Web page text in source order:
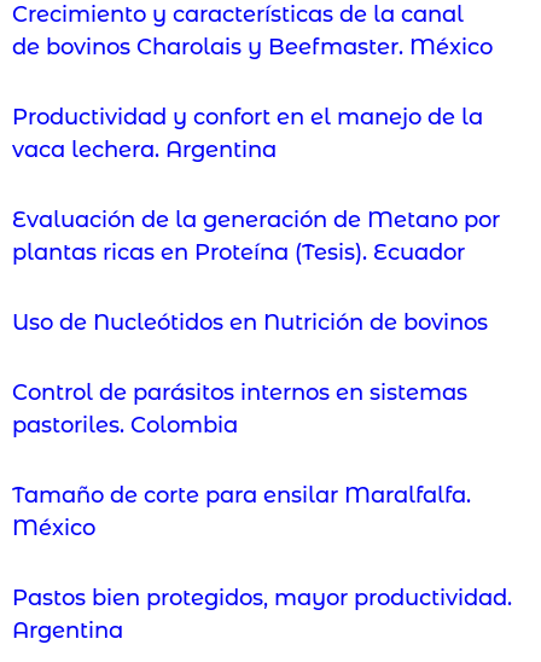
Crecimiento y características de la canal
de bovinos Charolais y Beefmaster. México
Productividad y confort en el manejo de la
vaca lechera. Argentina
Evaluación de la generación de Metano por
plantas ricas en Proteína (Tesis). Ecuador
Uso de Nucleótidos en Nutrición de bovinos
Control de parásitos internos en sistemas
pastoriles. Colombia
Tamaño de corte para ensilar Maralfalfa.
México
Pastos bien protegidos, mayor productividad.
Argentina